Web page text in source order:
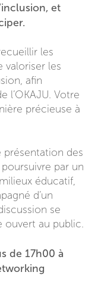
et
les
valoriser les
afin
l’OKAJU. Votre
précieuse à
présentation des
par un
éducatif,
d’un
se
ouvert au public.
de 17h00 à